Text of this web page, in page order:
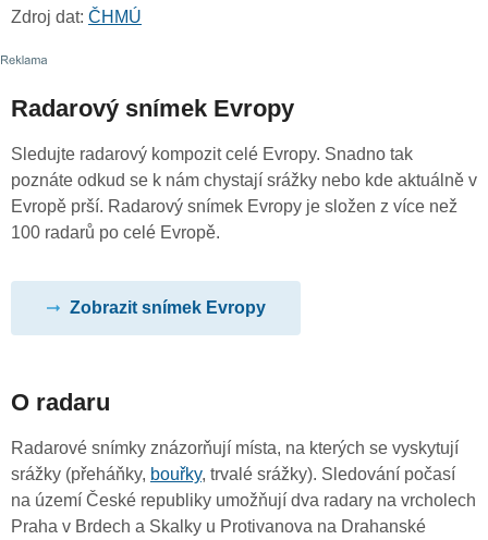
Zdroj dat: ČHMÚ
Radarový snímek Evropy
Sledujte radarový kompozit celé Evropy. Snadno tak
poznáte odkud se k nám chystají srážky nebo kde aktuálně v
Evropě prší. Radarový snímek Evropy je složen z více než
100 radarů po celé Evropě.
Zobrazit snímek Evropy
O radaru
Radarové snímky znázorňují místa, na kterých se vyskytují
srážky (přeháňky, bouřky, trvalé srážky). Sledování počasí
na území České republiky umožňují dva radary na vrcholech
Praha v Brdech a Skalky u Protivanova na Drahanské